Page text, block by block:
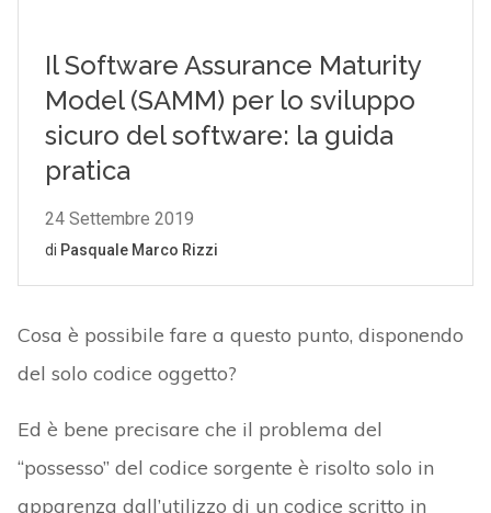
Cosa è possibile fare a questo punto, disponendo
del solo codice oggetto?
Ed è bene precisare che il problema del
“possesso” del codice sorgente è risolto solo in
apparenza dall’utilizzo di un codice scritto in